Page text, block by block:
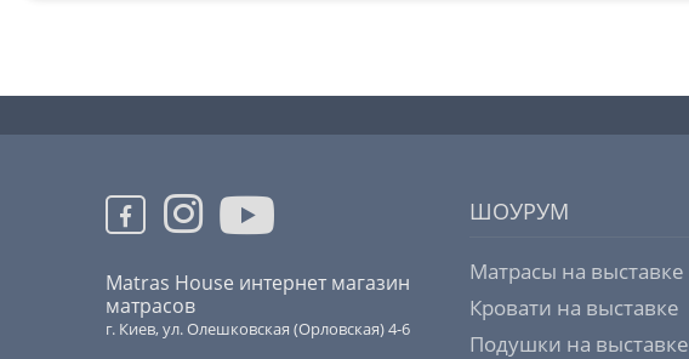
Matras House интернет магазин
матрасов
г. Киев, ул. Олешковская (Орловская) 4-6
ШОУРУМ
Матрасы на выставке
Кровати на выставке
Подушки на выставке